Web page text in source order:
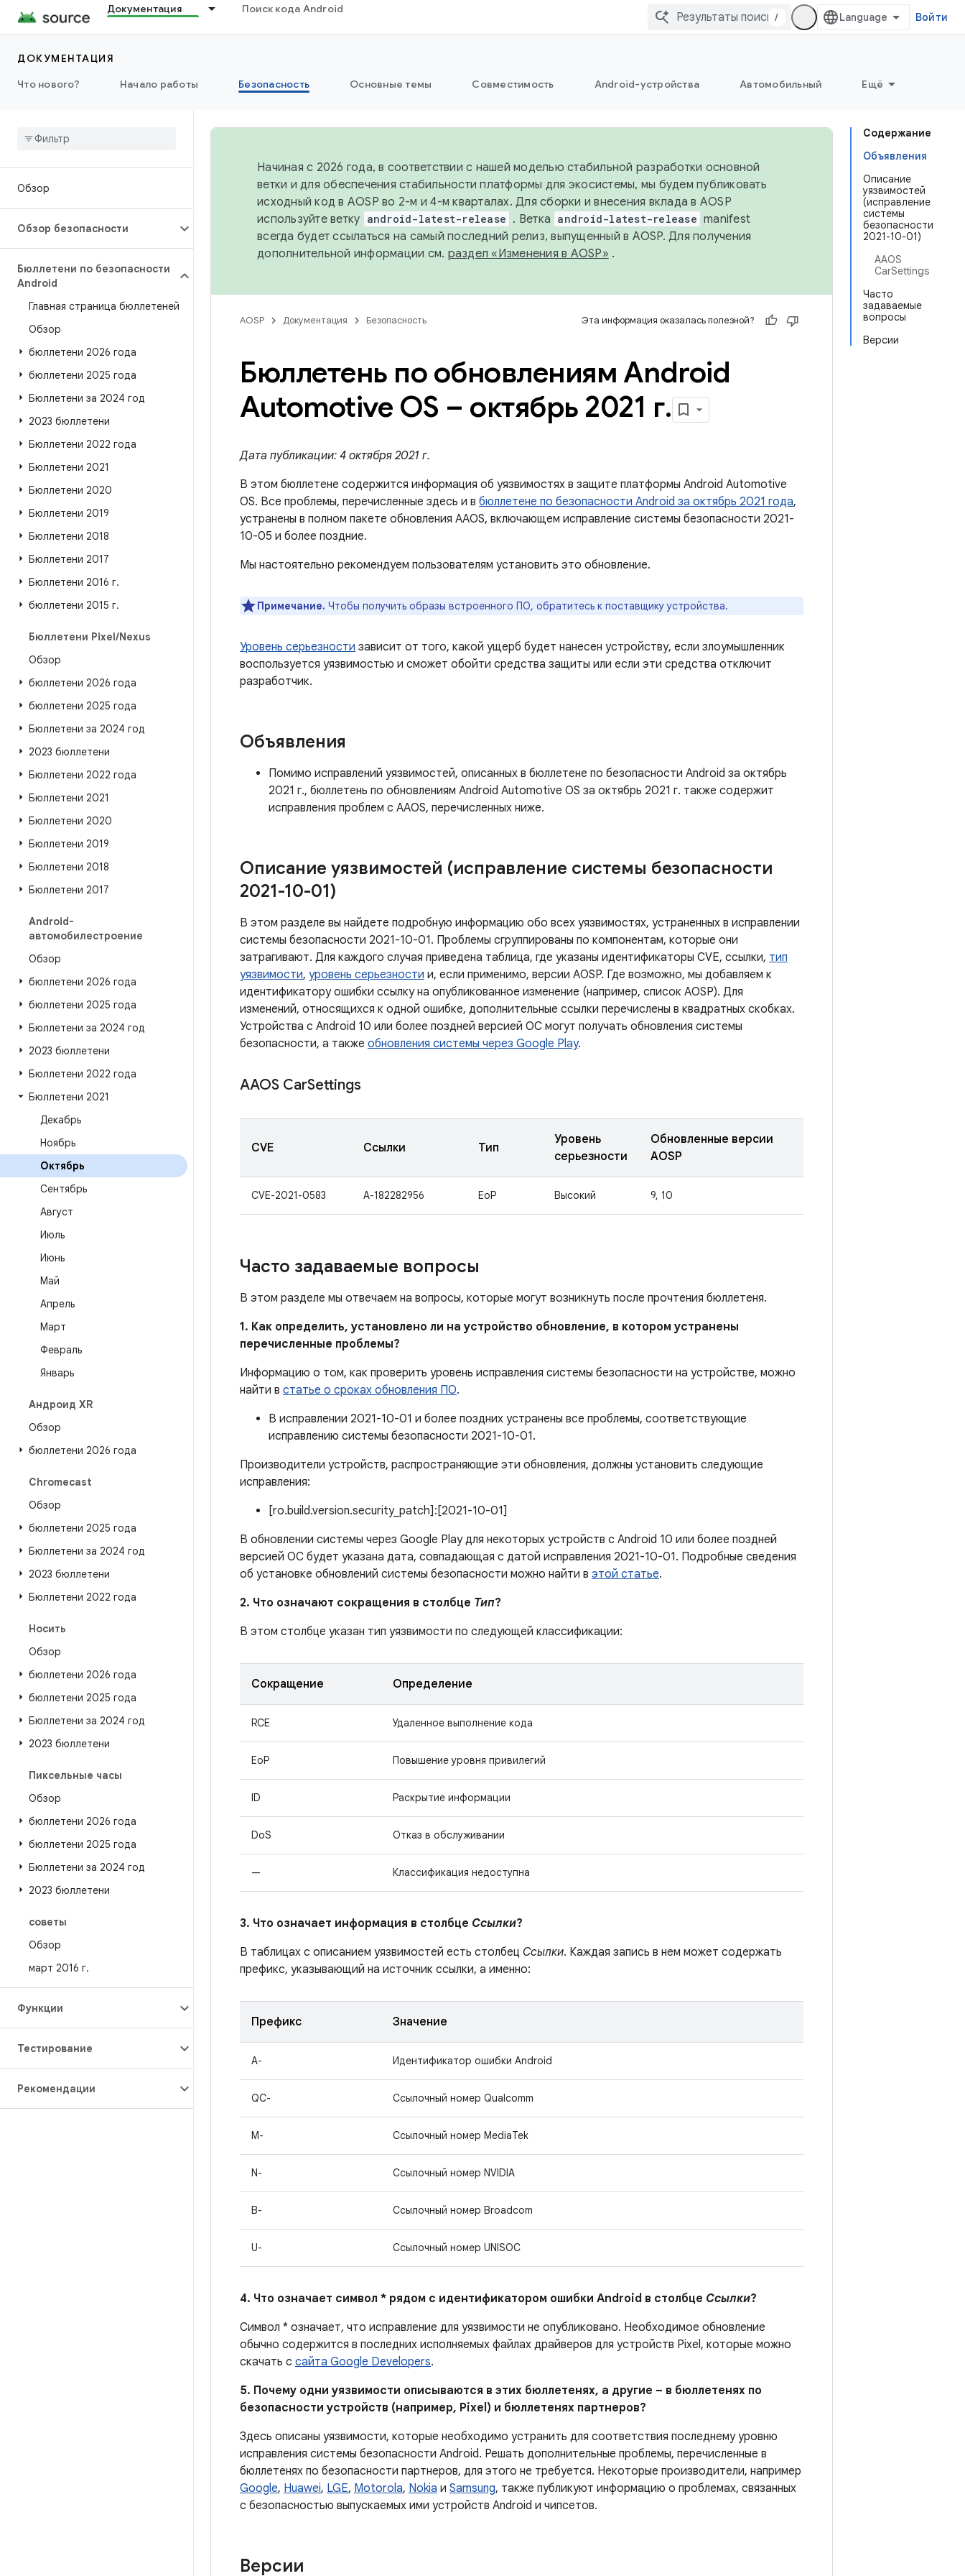
Документация Поиск кода Android
/ Войти
ДОКУМЕНТАЦИЯ
Что нового?
Начало работы Безопасность Основные темы Совместимость Android-устройства Автомобильный Ещё
Обзор
Обзор безопасности
Бюллетени по безопасности
Android
Главная страница бюллетеней
Обзор
бюллетени 2026 года
бюллетени 2025 года
Бюллетени за 2024 год
2023 бюллетени
Бюллетени 2022 года
Бюллетени 2021
Бюллетени 2020
Бюллетени 2019
Бюллетени 2018
Бюллетени 2017
Бюллетени 2016 г.
бюллетени 2015 г.
Бюллетени Pixel/Nexus
Обзор
бюллетени 2026 года
бюллетени 2025 года
Бюллетени за 2024 год
2023 бюллетени
Бюллетени 2022 года
Бюллетени 2021
Бюллетени 2020
Бюллетени 2019
Бюллетени 2018
Бюллетени 2017
Android-
автомобилестроение
Обзор
бюллетени 2026 года
бюллетени 2025 года
Бюллетени за 2024 год
2023 бюллетени
Бюллетени 2022 года
Бюллетени 2021
Декабрь
Ноябрь
Октябрь
Сентябрь
Август
Июль
Июнь
Май
Апрель
Март
Февраль
Январь
Андроид XR
Обзор
бюллетени 2026 года
Chromecast
Обзор
бюллетени 2025 года
Бюллетени за 2024 год
2023 бюллетени
Бюллетени 2022 года
Носить
Обзор
бюллетени 2026 года
бюллетени 2025 года
Бюллетени за 2024 год
2023 бюллетени
Пиксельные часы
Обзор
бюллетени 2026 года
бюллетени 2025 года
Бюллетени за 2024 год
2023 бюллетени
советы
Обзор
март 2016 г.
Функции
Тестирование
Рекомендации
Содержание
Объявления
Описание
уязвимостей
(исправление
системы
безопасности
2021-10-01)
AAOS
CarSettings
Часто
задаваемые
вопросы
Версии
Начиная с 2026 года, в соответствии с нашей моделью стабильной разработки основной
ветки и для обеспечения стабильности платформы для экосистемы, мы будем публиковать
исходный код в AOSP во 2-м и 4-м кварталах. Для сборки и внесения вклада в AOSP
используйте ветку android-latest-release . Ветка android-latest-release manifest
всегда будет ссылаться на самый последний релиз, выпущенный в AOSP. Для получения
дополнительной информации см. раздел «Изменения в AOSP» .
AOSP Документация Безопасность Эта информация оказалась полезной?
Бюллетень по обновлениям Android
Automotive OS – октябрь 2021 г.
Дата публикации: 4 октября 2021 г.
В этом бюллетене содержится информация об уязвимостях в защите платформы Android Automotive
OS. Все проблемы, перечисленные здесь и в бюллетене по безопасности Android за октябрь 2021 года,
устранены в полном пакете обновления AAOS, включающем исправление системы безопасности 2021-
10-05 и более поздние.
Мы настоятельно рекомендуем пользователям установить это обновление.
Примечание. Чтобы получить образы встроенного ПО, обратитесь к поставщику устройства.
Уровень серьезности зависит от того, какой ущерб будет нанесен устройству, если злоумышленник
воспользуется уязвимостью и сможет обойти средства защиты или если эти средства отключит
разработчик.
Объявления
Помимо исправлений уязвимостей, описанных в бюллетене по безопасности Android за октябрь
2021 г., бюллетень по обновлениям Android Automotive OS за октябрь 2021 г. также содержит
исправления проблем с AAOS, перечисленных ниже.
Описание уязвимостей (исправление системы безопасности
2021-10-01)
В этом разделе вы найдете подробную информацию обо всех уязвимостях, устраненных в исправлении
системы безопасности 2021-10-01. Проблемы сгруппированы по компонентам, которые они
затрагивают. Для каждого случая приведена таблица, где указаны идентификаторы CVE, ссылки, тип
уязвимости, уровень серьезности и, если применимо, версии AOSP. Где возможно, мы добавляем к
идентификатору ошибки ссылку на опубликованное изменение (например, список AOSP). Для
изменений, относящихся к одной ошибке, дополнительные ссылки перечислены в квадратных скобках.
Устройства с Android 10 или более поздней версией ОС могут получать обновления системы
безопасности, а также обновления системы через Google Play.
AAOS CarSettings
CVE Ссылки Тип
Уровень
серьезности
Обновленные версии
AOSP
CVE-2021-0583 A-182282956 EoP Высокий 9, 10
Часто задаваемые вопросы
В этом разделе мы отвечаем на вопросы, которые могут возникнуть после прочтения бюллетеня.
1. Как определить, установлено ли на устройство обновление, в котором устранены
перечисленные проблемы?
Информацию о том, как проверить уровень исправления системы безопасности на устройстве, можно
найти в статье о сроках обновления ПО.
В исправлении 2021-10-01 и более поздних устранены все проблемы, соответствующие
исправлению системы безопасности 2021-10-01.
Производители устройств, распространяющие эти обновления, должны установить следующие
исправления:
[ro.build.version.security_patch]:[2021-10-01]
В обновлении системы через Google Play для некоторых устройств с Android 10 или более поздней
версией ОС будет указана дата, совпадающая с датой исправления 2021-10-01. Подробные сведения
об установке обновлений системы безопасности можно найти в этой статье.
2. Что означают сокращения в столбце Тип?
В этом столбце указан тип уязвимости по следующей классификации:
Сокращение Определение
RCE Удаленное выполнение кода
EoP Повышение уровня привилегий
ID Раскрытие информации
DoS Отказ в обслуживании
— Классификация недоступна
3. Что означает информация в столбце Ссылки?
В таблицах с описанием уязвимостей есть столбец Ссылки. Каждая запись в нем может содержать
префикс, указывающий на источник ссылки, а именно:
Префикс Значение
A- Идентификатор ошибки Android
QC- Ссылочный номер Qualcomm
M- Ссылочный номер MediaTek
N- Ссылочный номер NVIDIA
B- Ссылочный номер Broadcom
U- Ссылочный номер UNISOC
4. Что означает символ * рядом с идентификатором ошибки Android в столбце Ссылки?
Символ * означает, что исправление для уязвимости не опубликовано. Необходимое обновление
обычно содержится в последних исполняемых файлах драйверов для устройств Pixel, которые можно
скачать с сайта Google Developers.
5. Почему одни уязвимости описываются в этих бюллетенях, а другие – в бюллетенях по
безопасности устройств (например, Pixel) и бюллетенях партнеров?
Здесь описаны уязвимости, которые необходимо устранить для соответствия последнему уровню
исправления системы безопасности Android. Решать дополнительные проблемы, перечисленные в
бюллетенях по безопасности партнеров, для этого не требуется. Некоторые производители, например
Google, Huawei, LGE, Motorola, Nokia и Samsung, также публикуют информацию о проблемах, связанных
с безопасностью выпускаемых ими устройств Android и чипсетов.
Версии